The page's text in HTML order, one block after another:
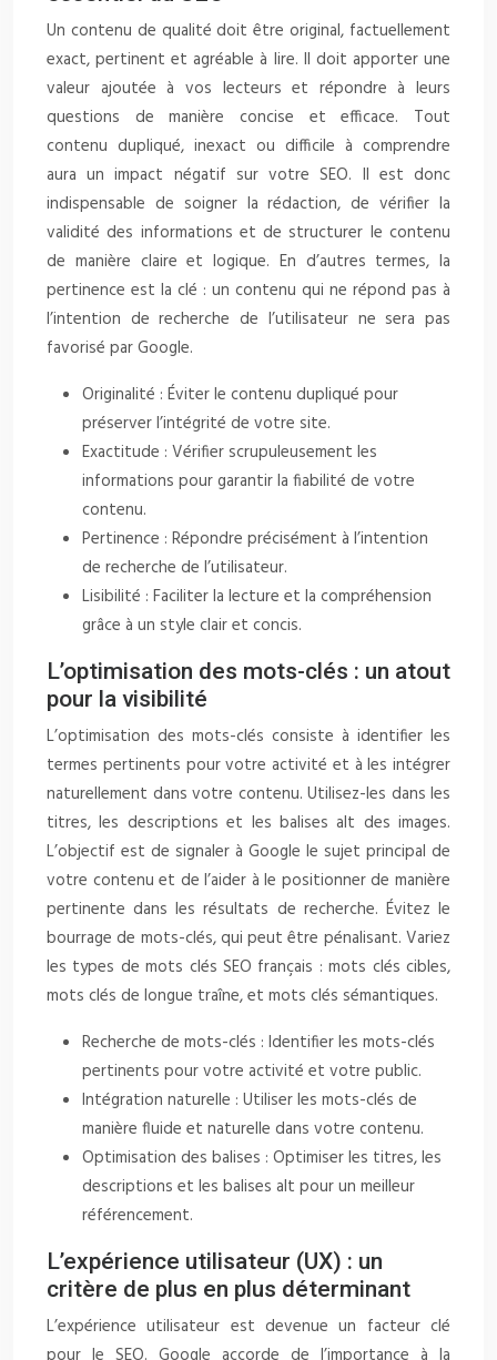
Un contenu de qualité doit être original, factuellement
exact, pertinent et agréable à lire. Il doit apporter une
valeur ajoutée à vos lecteurs et répondre à leurs
questions de manière concise et efficace. Tout
contenu dupliqué, inexact ou difficile à comprendre
aura un impact négatif sur votre SEO. Il est donc
indispensable de soigner la rédaction, de vérifier la
validité des informations et de structurer le contenu
de manière claire et logique. En d’autres termes, la
pertinence est la clé : un contenu qui ne répond pas à
l’intention de recherche de l’utilisateur ne sera pas
favorisé par Google.
Originalité : Éviter le contenu dupliqué pour
préserver l’intégrité de votre site.
Exactitude : Vérifier scrupuleusement les
informations pour garantir la fiabilité de votre
contenu.
Pertinence : Répondre précisément à l’intention
de recherche de l’utilisateur.
Lisibilité : Faciliter la lecture et la compréhension
grâce à un style clair et concis.
L’optimisation des mots-clés : un atout
pour la visibilité
L’optimisation des mots-clés consiste à identifier les
termes pertinents pour votre activité et à les intégrer
naturellement dans votre contenu. Utilisez-les dans les
titres, les descriptions et les balises alt des images.
L’objectif est de signaler à Google le sujet principal de
votre contenu et de l’aider à le positionner de manière
pertinente dans les résultats de recherche. Évitez le
bourrage de mots-clés, qui peut être pénalisant. Variez
les types de mots clés SEO français : mots clés cibles,
mots clés de longue traîne, et mots clés sémantiques.
Recherche de mots-clés : Identifier les mots-clés
pertinents pour votre activité et votre public.
Intégration naturelle : Utiliser les mots-clés de
manière fluide et naturelle dans votre contenu.
Optimisation des balises : Optimiser les titres, les
descriptions et les balises alt pour un meilleur
référencement.
L’expérience utilisateur (UX) : un
critère de plus en plus déterminant
L’expérience utilisateur est devenue un facteur clé